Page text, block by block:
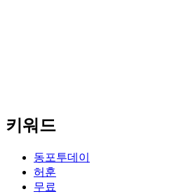
키워드
동포투데이
허훈
무료